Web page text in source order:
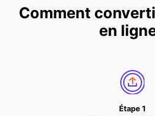
Comment
en
Étape 1